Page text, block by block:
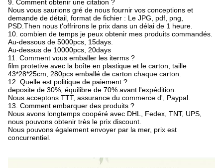
9. Comment obtenir une citation ?
Nous vous saurions gré de nous fournir vos conceptions et
demande de détail, format de fichier : Le JPG, pdf, png,
PSD.Then nous t'offrirons le prix dans un délai de 1 heure.
10. combien de temps je peux obtenir mes produits commandés.
Au-dessous de 5000pcs, 15days.
Au-dessus de 10000pcs, 20days
11. Comment vous emballer les iterms ?
film protetive avec la boîte en plastique et le carton, taille
43*28*25cm, 280pcs emballé de carton chaque carton.
12. Quelle est politique de paiement ?
deposite de 30%, équilibre de 70% avant l'expédition.
Nous acceptons TTT, assurance du commerce d', Paypal.
13. Comment embarquer des produits ?
Nous avons longtemps coopéré avec DHL, Fedex, TNT, UPS,
nous pouvons obtenir très le prix discount.
Nous pouvons également envoyer par la mer, prix est
concurrentiel.